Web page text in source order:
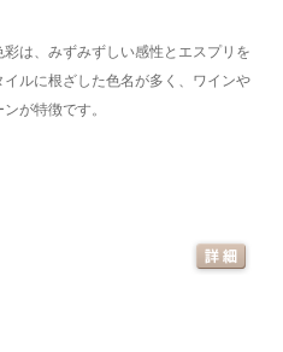
は、みずみずしい感性とエスプリを
ルに根ざした色名が多く、ワインや
が特徴です。